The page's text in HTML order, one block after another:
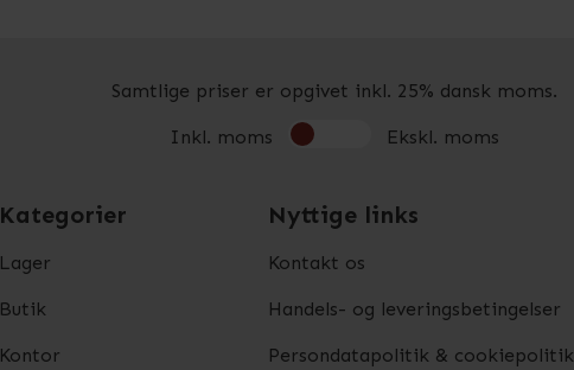
Samtlige priser er opgivet inkl. 25% dansk moms.
Inkl. moms Ekskl. moms
Kategorier
Lager
Butik
Kontor
Nyttige links
Kontakt os
Handels- og leveringsbetingelser
Persondatapolitik & cookiepolitik